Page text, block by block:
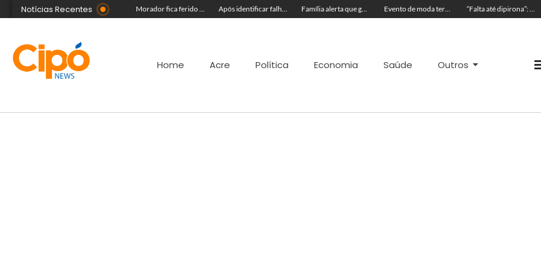
Notícias Recentes
Em show no Piauí, Safadão fala sobre música nova e manda recado aos acreanos Morador fica ferido após acidente com terçado em comunidade rural no Acre Após identificar falhas, MPAC monitora assistência a adultos com autismo em Cruzeiro Família alerta que golpistas clonam vaquinha dos irmãos Pedro e Tiago Evento de moda terá desfile da top internacional acreana, Gabby Dobbins, na Expoacre “Falta até dipirona”: servidores denunciam caos na Saúde de Acrelândia
Home Acre Política Economia Saúde Outros